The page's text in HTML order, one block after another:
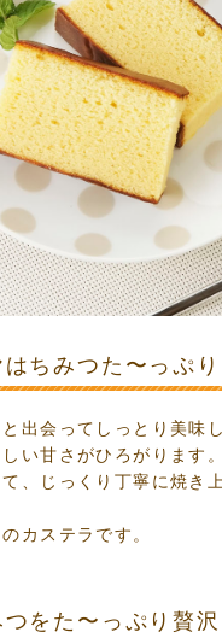
ちみつた〜っぷり
出会ってしっとり美味
い甘さがひろがります。
、じっくり丁寧に焼き
カステラです。
をた〜っぷり贅沢
プロポリスエキス
粒・ソフトカプセル
その他
生ローヤルゼリー
粒・ソフトカプセル
その他
花粉荷
ポーレンパルメットS
ハニーミックス